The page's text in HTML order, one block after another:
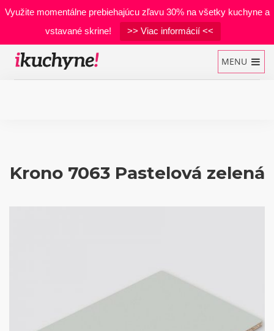
Využite momentálne prebiehajúcu zľavu 30% na všetky kuchyne a
vstavané skrine!
>> Viac informácií <<
MENU
Manželské postele
Prebiehajúce akcie
O nás
Krono 7063 Pastelová zelená